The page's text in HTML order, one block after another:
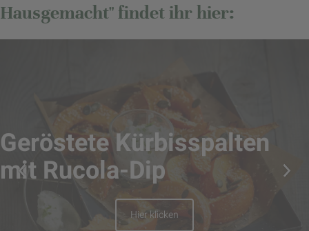
Hausgemacht" findet ihr hier:
Geröstete Kürbisspalten
mit Rucola-Dip
Hier klicken